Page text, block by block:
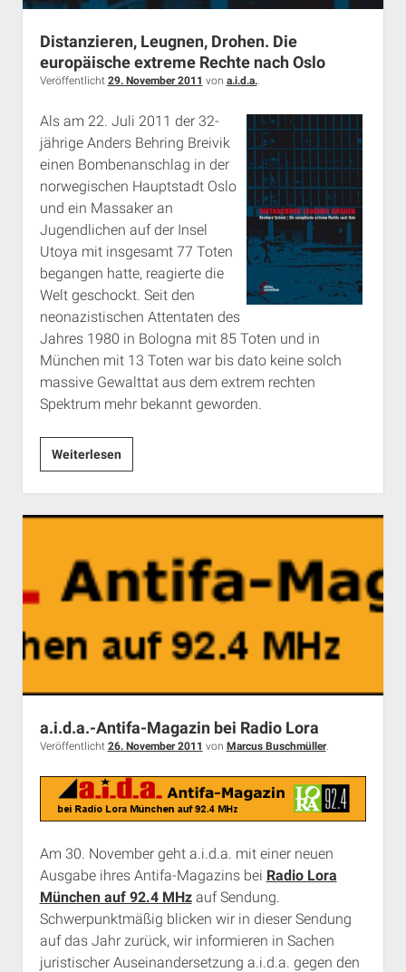
Rechte Termine München
Über a.i.d.a.
RSS-Feeds, Twitter & Facebook
Bibliothek
Distanzieren, Leugnen, Drohen. Die
europäische extreme Rechte nach Oslo
Veröffentlicht 29. November 2011 von a.i.d.a..
Als am 22. Juli 2011 der 32-
jährige Anders Behring Breivik
einen Bombenanschlag in der
norwegischen Hauptstadt Oslo
und ein Massaker an
Jugendlichen auf der Insel
Utoya mit insgesamt 77 Toten
begangen hatte, reagierte die
Welt geschockt. Seit den
neonazistischen Attentaten des
Jahres 1980 in Bologna mit 85 Toten und in
München mit 13 Toten war bis dato keine solch
massive Gewalttat aus dem extrem rechten
Spektrum mehr bekannt geworden.
WeiterlesenDistanzieren,
Leugnen,
Drohen.
Die
extreme
Rechte
nach
a.i.d.a.-Antifa-Magazin bei Radio Lora
Veröffentlicht 26. November 2011 von Marcus Buschmüller.
Am 30. November geht a.i.d.a. mit einer neuen
Ausgabe ihres Antifa-Magazins bei Radio Lora
München auf 92.4 MHzauf Sendung.
Schwerpunktmäßig blicken wir in dieser Sendung
auf das Jahr zurück, wir informieren in Sachen
juristischer Auseinandersetzung a.i.d.a. gegen den